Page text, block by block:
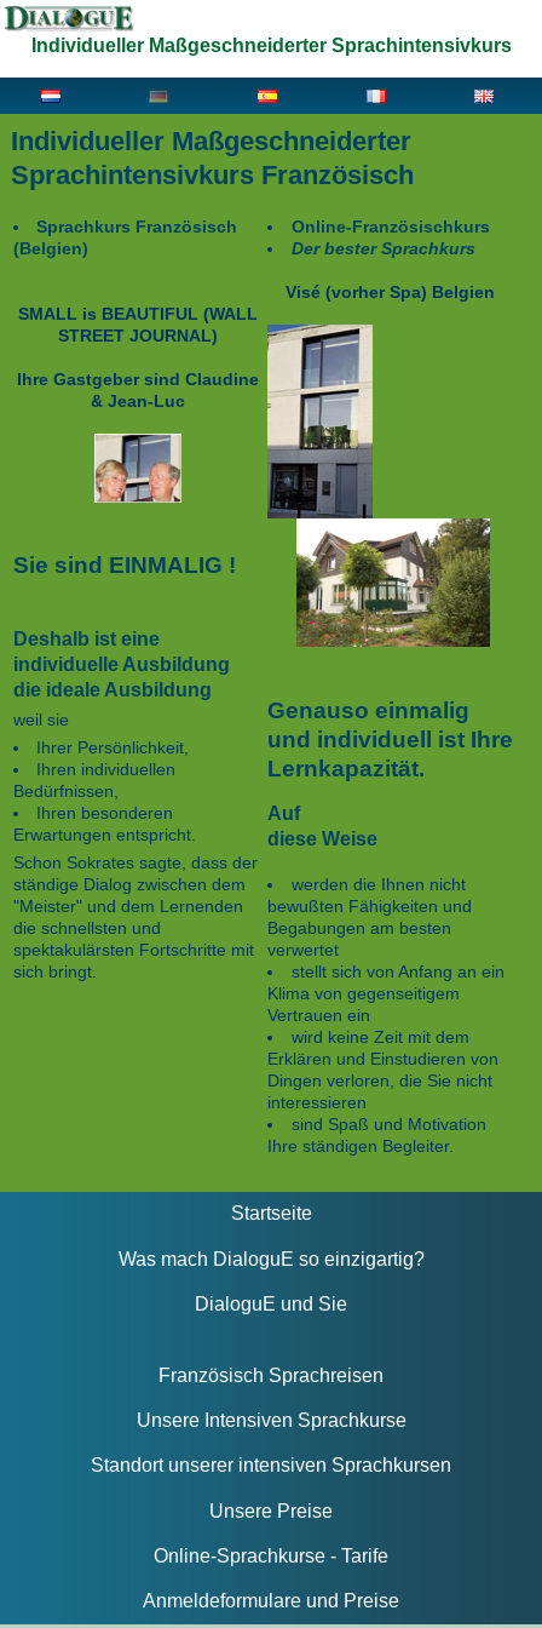
Individueller Maßgeschneiderter Sprachintensivkurs
Individueller Maßgeschneiderter
Sprachintensivkurs Französisch
Sprachkurs Französisch
(Belgien)
SMALL is BEAUTIFUL(WALL
STREET JOURNAL)
Ihre Gastgeber sind Claudine
& Jean-Luc
Sie sind EINMALIG !
Deshalb ist eine
individuelle Ausbildung
die ideale Ausbildung
weil sie
Ihrer Persönlichkeit,
Ihren individuellen
Bedürfnissen,
Ihren besonderen
Erwartungen entspricht.
Schon Sokrates sagte, dass der
ständige Dialog zwischen dem
"Meister" und dem Lernenden
die schnellsten und
spektakulärsten Fortschritte mit
sich bringt.
Online-Französischkurs
Der bester Sprachkurs
Visé (vorher Spa) Belgien
Genauso einmalig
und individuell ist Ihre
Lernkapazität.
Auf
diese Weise
werden die Ihnen nicht
bewußten Fähigkeiten und
Begabungen am besten
verwertet
stellt sich von Anfang an ein
Klima von gegenseitigem
Vertrauen ein
wird keine Zeit mit dem
Erklären und Einstudieren von
Dingen verloren, die Sie nicht
interessieren
sind Spaß und Motivation
Ihre ständigen Begleiter.
Startseite
Was mach DialoguE so einzigartig?
DialoguE und Sie
Französisch Sprachreisen
Unsere Intensiven Sprachkurse
Standort unserer intensiven Sprachkursen
Unsere Preise
Online-Sprachkurse - Tarife
Anmeldeformulare und Preise